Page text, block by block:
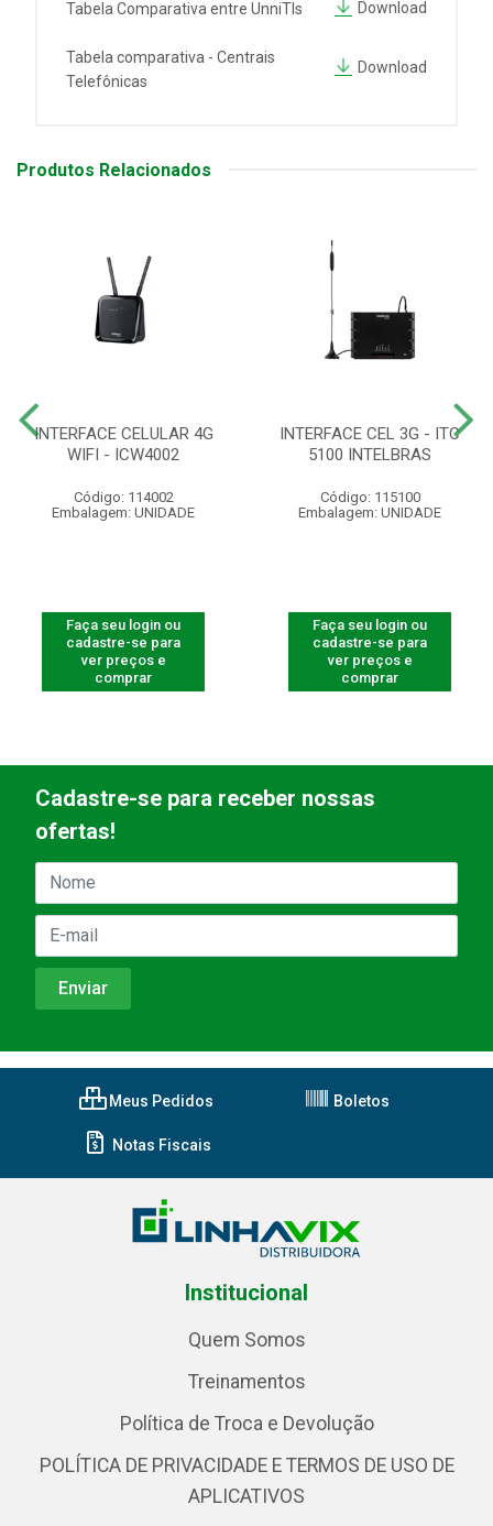
Tabela Comparativa entre UnniTIs Download
Tabela comparativa - Centrais
Telefônicas
Download
Produtos Relacionados
INTERFACE CELULAR 4G
WIFI - ICW4002
Código: 114002
Embalagem: UNIDADE
Faça seu login ou
cadastre-se para
ver preços e
comprar
INTERFACE CEL 3G - ITC
5100 INTELBRAS
Código: 115100
Embalagem: UNIDADE
Faça seu login ou
cadastre-se para
ver preços e
comprar
Cadastre-se para receber nossas
ofertas!
Meus Pedidos Boletos
Notas Fiscais
Institucional
Quem Somos
Treinamentos
Política de Troca e Devolução
POLÍTICA DE PRIVACIDADE E TERMOS DE USO DE
APLICATIVOS